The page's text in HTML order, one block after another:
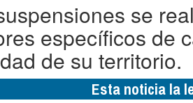
se
específicos de
de su territorio.
Esta noticia la